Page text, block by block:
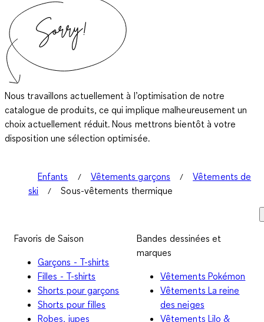
Nous travaillons actuellement à l’optimisation de notre
catalogue de produits, ce qui implique malheureusement un
choix actuellement réduit. Nous mettrons bientôt à votre
disposition une sélection optimisée.
Enfants Vêtements garçons
Vêtements de
ski
Sous-vêtements thermique
Favoris de Saison
Garçons - T-shirts
Filles - T-shirts
Shorts pour garçons
Shorts pour filles
Robes, jupes
Bandes dessinées et
marques
Vêtements Pokémon
Vêtements La reine
des neiges
Vêtements Lilo &